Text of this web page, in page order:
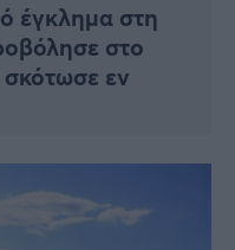
έγκλημα στη
στο
σκότωσε εν